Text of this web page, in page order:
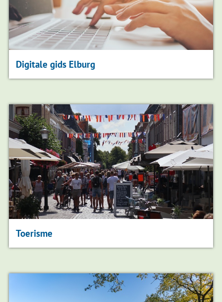
Digitale gids Elburg
Toerisme